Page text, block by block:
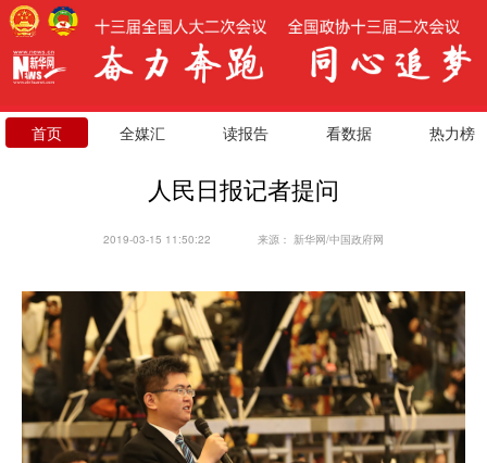
首页 全媒汇 读报告 看数据 热力榜
人民日报记者提问
2019-03-15 11:50:22 来源： 新华网/中国政府网